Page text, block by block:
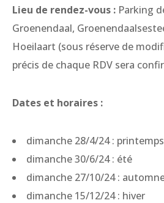
Lieu de rendez-vous : Parking
Groenendaal,
Hoeilaart (sous réserve de
précis de chaque RDV sera
Dates et horaires :
dimanche 28/4/24 : printemps
dimanche 30/6/24 : été
dimanche 27/10/24 :
dimanche 15/12/24 : hiver